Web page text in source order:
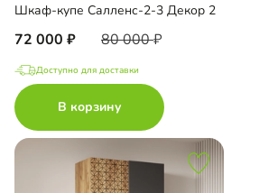
Шкаф-купе Салленс-2-3 Декор 2
72 000 80 000
Доступно для доставки
В корзину